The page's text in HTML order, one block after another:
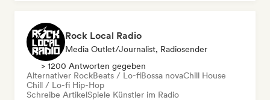
Rock Local Radio
Media Outlet/Journalist, Radiosender
> 1200 Antworten gegeben
Alternativer RockBeats / Lo-fiBossa novaChill House
Chill / Lo-fi Hip-Hop
Schreibe ArtikelSpiele Künstler im Radio